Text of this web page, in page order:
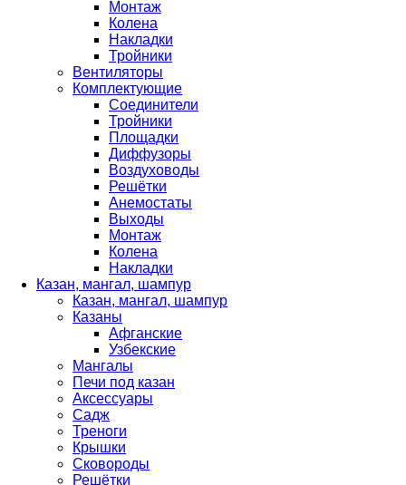
Монтаж
Колена
Накладки
Тройники
Вентиляторы
Комплектующие
Соединители
Тройники
Площадки
Диффузоры
Воздуховоды
Решётки
Анемостаты
Выходы
Монтаж
Колена
Накладки
Казан, мангал, шампур
Казан, мангал, шампур
Казаны
Афганские
Узбекские
Мангалы
Печи под казан
Аксессуары
Садж
Треноги
Крышки
Сковороды
Решётки